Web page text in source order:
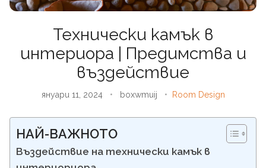
Технически камък в
интериора | Предимства и
въздействие
януари 11, 2024 • boxwmuij • Room Design
НАЙ-ВАЖНОТО
Въздействие на технически камък в